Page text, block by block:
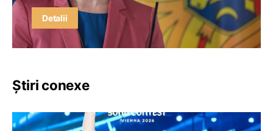
Detalii
Știri conexe